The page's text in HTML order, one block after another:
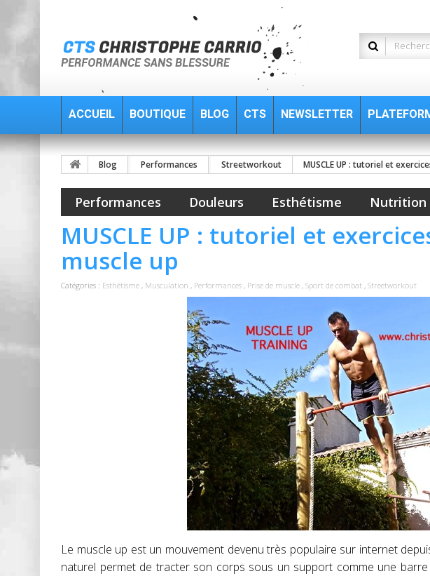
ACCUEIL BOUTIQUE BLOG CTS NEWSLETTER
Blog Performances Streetworkout MUSCLE UP : tutoriel et
Performances Douleurs Esthétisme Nutrition
MUSCLE UP : tutoriel et
muscle up
Catégories : Esthétisme , Musculation , Performances , Prise de muscle , Sport de combat , Streetworkout
Le muscle up est un mouvement devenu très populaire sur internet
naturel permet de tracter son corps sous un support comme une